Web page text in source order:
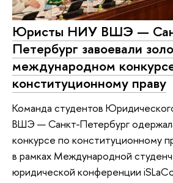
Юристы НИУ ВШЭ —
Петербург завоевали
международном
конституционному праву
Команда студентов
ВШЭ — Санкт-Петербург
конкурсе по конституционному
в рамках Международной
юридической конференции